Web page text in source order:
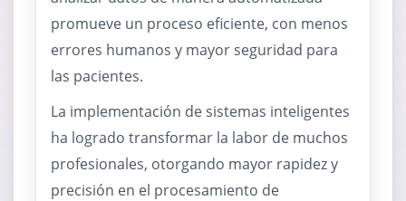
promueve un proceso eficiente, con menos
errores humanos y mayor seguridad para
las pacientes.
La implementación de sistemas inteligentes
ha logrado transformar la labor de muchos
profesionales, otorgando mayor rapidez y
precisión en el procesamiento de